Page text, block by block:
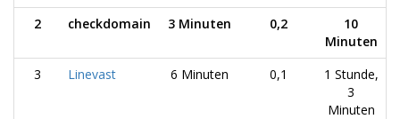
2
checkdomain 3 Minuten 0,2
10
Minuten
3
Linevast 6 Minuten 0,1
1 Stunde,
3
Minuten